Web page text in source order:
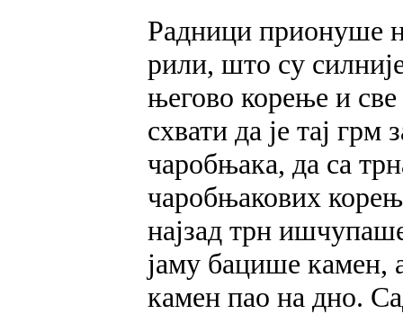
Радници прионуше
рили, што су
његово корење и
схвати да је тај
чаробњака, да са
чаробњакових
најзад трн
јаму бацише камен,
камен пао на дно.